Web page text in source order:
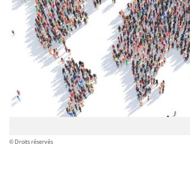
© Droits réservés